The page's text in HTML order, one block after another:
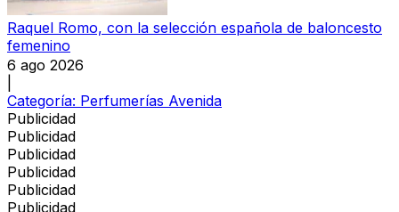
Raquel Romo, con la selección española de baloncesto
femenino
6 ago 2026
Categoría: Perfumerías Avenida
Publicidad
Publicidad
Publicidad
Publicidad
Publicidad
Publicidad